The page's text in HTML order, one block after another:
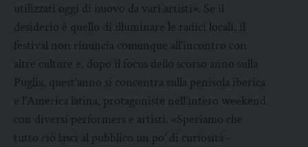
utilizzati oggi di nuovo da vari artisti». Se il
desiderio è quello di illuminare le radici locali, il
festival non rinuncia comunque all’incontro con
altre culture e, dopo il focus dello scorso anno sulla
Puglia, quest’anno si concentra sulla penisola iberica
e l’America latina, protagoniste nell’intero weekend
con diversi performers e artisti. «Speriamo che
tutto ciò lasci al pubblico un po’ di curiosità –